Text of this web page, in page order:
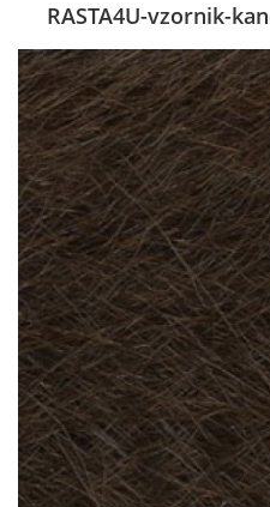
AKCE
VOLNÉ TERMÍNY
KONTAKT
RASTA4U-vzornik-